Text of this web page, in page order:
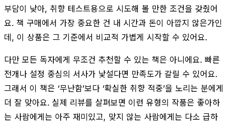
부담이 낮아, 취향 테스트용으로 시도해 볼 만한 조건을 갖췄어
요. 책 구매에서 가장 중요한 건 내 시간과 돈이 아깝지 않은가인
데, 이 상품은 그 기준에서 비교적 가볍게 시작할 수 있어요.
다만 모든 독자에게 무조건 추천할 수 있는 책은 아니에요. 빠른
전개나 설정 중심의 서사가 낯설다면 만족도가 갈릴 수 있어요.
그래서 이 책은 ‘무난함’보다 ‘확실한 취향 적중’을 노리는 분에게
더 잘 맞아요. 실제 리뷰를 살펴보면 이런 유형의 작품은 좋아하
는 사람에게는 아주 재미있고, 맞지 않는 사람에게는 다소 급하